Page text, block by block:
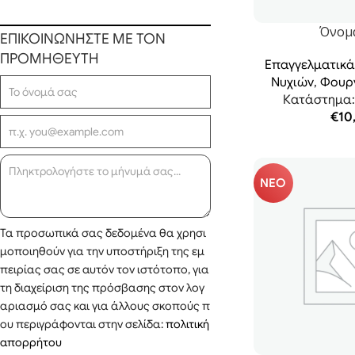
Είδη Ταμείου
Καταμετρητές Χρημάτων
Εκτυπωτές Αποδείξεων Λιανικής
Barcode Scanners
Εξοπλισμός Εστίασης
Αναλώσιμα Εστίασης
Επαγγελματικός Εξοπλισμός Café -
Bar
Κουζίνας
Σταχτοδοχεία
Καπνοθήκες & Θήκες Πακέτων
Αναπτήρες
Πίπες Καπνού & Αξεσουάρ
Πούρα & Αξεσουάρ
Αξεσουάρ Ναργιλέ
Στριφτό Τσιγάρο
Θέρμανση Καπνού
VUSE
Glo
IQOS
VEEV
Κάβα
Καλάθια Δώρων
Αποστάγματα
Υλικά για Κοκτέιλ
ΕΠΙΚΟΙΝΩΝΗΣΤΕ ΜΕ ΤΟΝ
ΠΡΟΜΗΘΕΥΤΗ
Τα προσωπικά σας δεδομένα θα χρησι
μοποιηθούν για την υποστήριξη της εμ
πειρίας σας σε αυτόν τον ιστότοπο, για
τη διαχείριση της πρόσβασης στον λογ
αριασμό σας και για άλλους σκοπούς π
ου περιγράφονται στην σελίδα:πολιτική
απορρήτου
Νυχιών,
Κατάστημα:
€
ΝΕΟ